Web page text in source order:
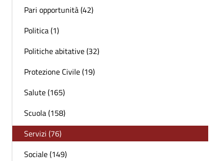
Pari opportunità (42)
Politica (1)
Politiche abitative (32)
Protezione Civile (19)
Salute (165)
Scuola (158)
Servizi (76)
Sociale (149)